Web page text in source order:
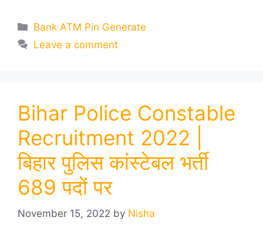
Categories
Bank ATM Pin Generate
Leave a comment
Bihar Police Constable
Recruitment 2022 |
बिहार पुलिस कांस्टेबल भर्ती
689 पदों पर
November 15, 2022 by Nisha